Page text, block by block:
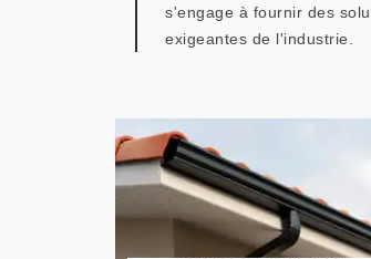
s'engage à fournir des
exigeantes de l'industrie.